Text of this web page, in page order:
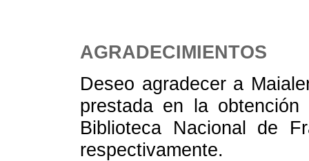
AGRADECIMIENTOS
Deseo agradecer a
prestada en la
Biblioteca Nacional de
respectivamente.